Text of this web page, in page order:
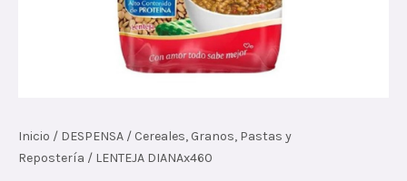
Inicio / DESPENSA / Cereales, Granos, Pastas y
Repostería / LENTEJA DIANAx460